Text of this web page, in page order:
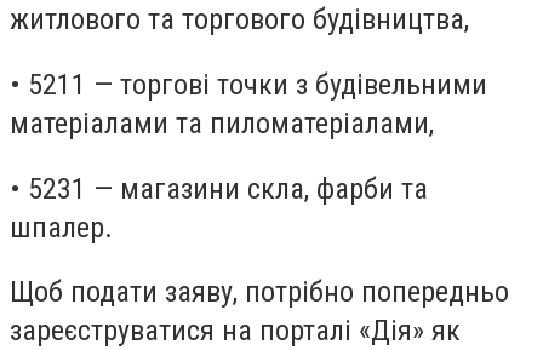
житлового та торгового будівництва,
• 5211 — торгові точки з будівельними
матеріалами та пиломатеріалами,
• 5231 — магазини скла, фарби та
шпалер.
Щоб подати заяву, потрібно попередньо
зареєструватися на порталі «Дія» як